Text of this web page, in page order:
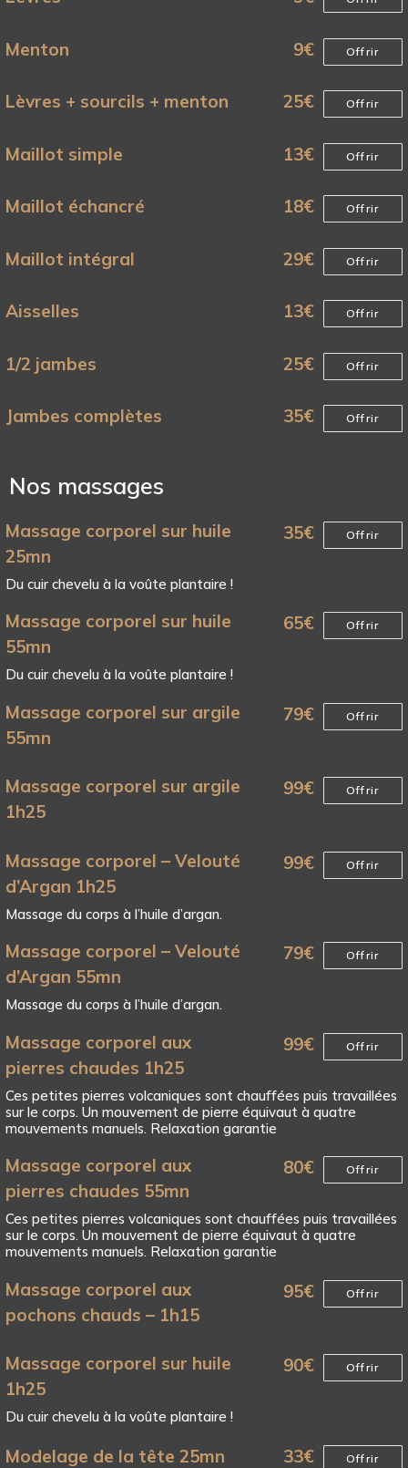
Menton 9€ Offrir
Lèvres + sourcils + menton 25€ Offrir
Maillot simple 13€ Offrir
Maillot échancré 18€ Offrir
Maillot intégral 29€ Offrir
Aisselles 13€ Offrir
1/2 jambes 25€ Offrir
Jambes complètes 35€ Offrir
Nos massages
Massage corporel sur huile
25mn
35€ Offrir
Du cuir chevelu à la voûte plantaire !
Massage corporel sur huile
55mn
65€ Offrir
Du cuir chevelu à la voûte plantaire !
Massage corporel sur argile
55mn
79€ Offrir
Massage corporel sur argile
1h25
99€ Offrir
Massage corporel – Velouté
d’Argan 1h25
99€ Offrir
Massage du corps à l’huile d’argan.
Massage corporel – Velouté
d’Argan 55mn
79€ Offrir
Massage du corps à l’huile d’argan.
Massage corporel aux
pierres chaudes 1h25
99€ Offrir
Ces petites pierres volcaniques sont chauffées puis travaillées
sur le corps. Un mouvement de pierre équivaut à quatre
mouvements manuels. Relaxation garantie
Massage corporel aux
pierres chaudes 55mn
80€ Offrir
Ces petites pierres volcaniques sont chauffées puis travaillées
sur le corps. Un mouvement de pierre équivaut à quatre
mouvements manuels. Relaxation garantie
Massage corporel aux
pochons chauds – 1h15
95€ Offrir
Massage corporel sur huile
1h25
90€ Offrir
Du cuir chevelu à la voûte plantaire !
Modelage de la tête 25mn 33€ Offrir